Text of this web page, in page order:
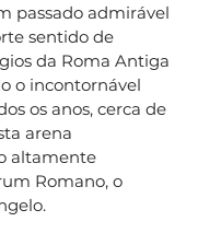
passado admirável
sentido de
da Roma Antiga
o incontornável
os anos, cerca de
arena
altamente
Romano, o